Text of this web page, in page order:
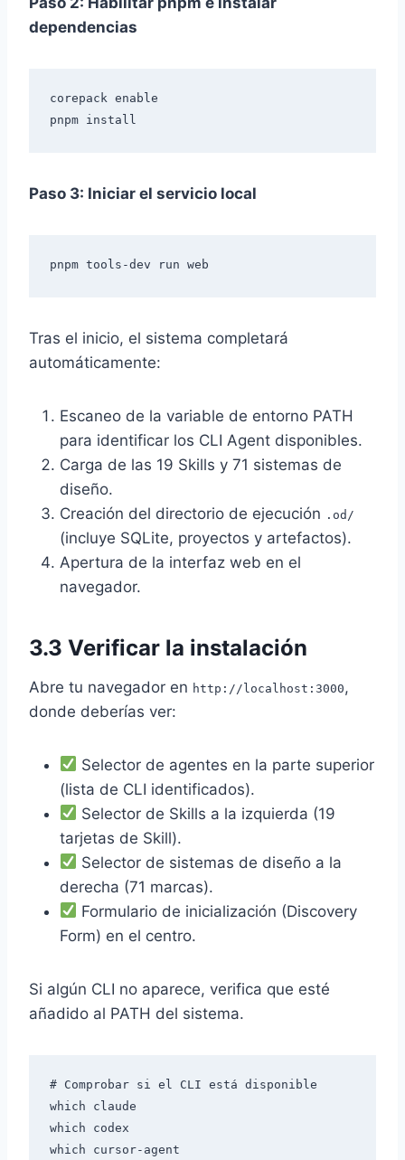
dependencias
corepack enable
Paso 3: Iniciar el servicio local
Tras el inicio, el sistema completará
automáticamente:
Escaneo de la variable de entorno PATH
para identificar los CLI Agent disponibles.
Carga de las 19 Skills y 71 sistemas de
diseño.
Creación del directorio de ejecución .od/
(incluye SQLite, proyectos y artefactos).
Apertura de la interfaz web en el
navegador.
3.3 Verificar la instalación
Abre tu navegador en http://localhost:3000 ,
donde deberías ver:
Selector de agentes en la parte superior
(lista de CLI identificados).
Selector de Skills a la izquierda (19
tarjetas de Skill).
Selector de sistemas de diseño a la
derecha (71 marcas).
Formulario de inicialización (Discovery
Form) en el centro.
Si algún CLI no aparece, verifica que esté
añadido al PATH del sistema.
# Comprobar si el CLI está disponible
which claude
which codex